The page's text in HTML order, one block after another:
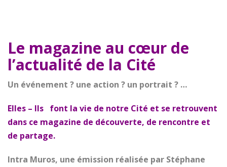
Le magazine au cœur de
l’actualité de la Cité
Un événement ? une action ? un portrait ? …
Elles – Ils font la vie de notre Cité et se retrouvent
dans ce magazine de découverte, de rencontre et
de partage.
Intra Muros, une émission réalisée par Stéphane